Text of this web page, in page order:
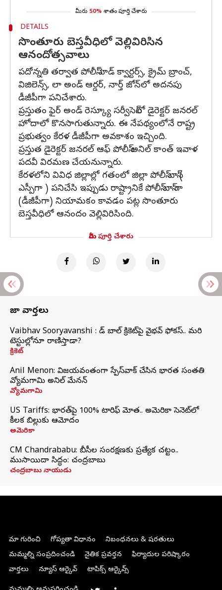
మీరు 50% శాతం పూర్తి చేశారు
DETAILS
సొంతూరు బెస్తవీధిలో వెల్లివిరిసిన
ఆనందోత్సవాలు
పదోన్నతి తర్వాత పోలీస్ హెడ్ క్వార్టర్స్, క్రైమ్ బ్రాంచ్,
విజిలెన్స్, లా అండ్ ఆర్డర్, నార్త్ జోన్‌లో అదనపు
డీజీపీగా పనిచేశారు.
ప్రస్తుతం ఫైర్ అండ్ రెస్క్యూ సర్వీసెస్‌లో డైరెక్టర్ జనరల్
హోదాలో కొనసాగుతున్నారు. ఈ నేపథ్యంలోనే రాష్ట్ర
ప్రభుత్వం కేరళ డీజీపీగా అవకాశం ఇచ్చింది.
ప్రస్తుత డైరెక్టర్ జనరల్ ఆఫ్ పోలీస్ అనిల్ కాంత్ ఇవాళ
పదవీ విరమణ చేయనున్నారు.
కేరళలోని వివిధ జిల్లాల్లో గతంలో జిల్లా పోలీస్ బాస్ (
ఎస్పీగా ) పనిచేసి ఇప్పుడు రాష్ట్రానికే పోలీస్ బాస్ గా
(డీజీపీగా) నియామకం కావడం పట్ల సొంతూరు
బెస్తవీధిలో ఆనందం వెల్లివిరిసింది.
మీరు పూర్తి చేశారు
తాజా వార్తలు
Vaibhav Sooryavanshi : రెడ్ బాల్ క్రికెట్‌పై వైభవ్ ఫోకస్.. మరి
టెస్టుల్లోనూ రాణిస్తాడా?
క్రికెట్
Anil Menon: విజయవంతంగా స్పేస్‌వాక్‌ చేసిన భారత సంతతి
వ్యోమగామి అనిల్‌ మేనన్
వ్యోమగామి
US Tariffs: భారత్‌పై 100% టారిఫ్‌ మోత.. అమెరికా సెనెట్‌లో
కీలక బిల్లుకు ఆమోదం
అమెరికా
CM Chandrababu: బీసీల సంరక్షణకు ప్రత్యేక చట్టం..
ముసాయిదా సిద్ధం: చంద్రబాబు
చంద్రబాబు నాయుడు
మా గురించి గోప్యతా విధానం
నిబంధనలు & షరతులు
మమ్మల్ని సంప్రదించండి
నైతిక ప్రవర్తన
ఫిర్యాదుల పరిష్కారం
వార్తలు
న్యూస్ ఆర్కైవ్ టాపిక్స్ ఆర్కైవ్స్